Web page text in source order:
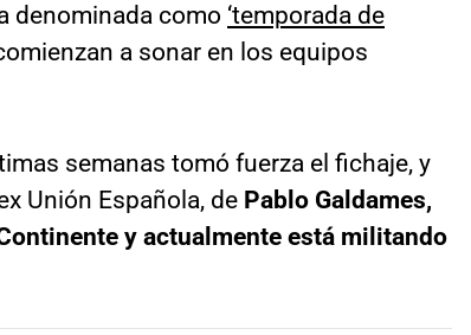
denominada como ‘temporada de
a sonar en los equipos
semanas tomó fuerza el fichaje, y
Unión Española, de Pablo Galdames,
y actualmente está militando